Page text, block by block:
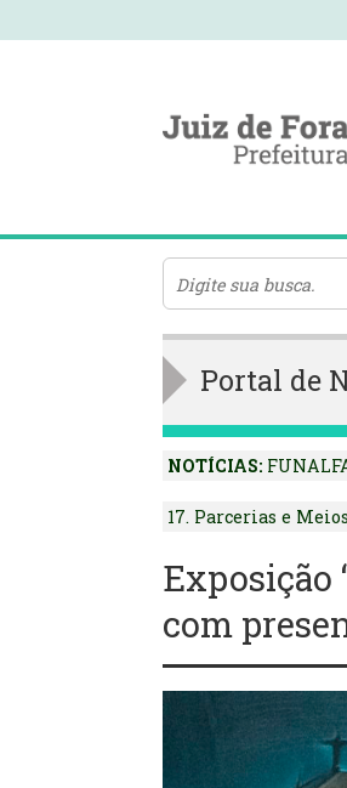
Portal de
NOTÍCIAS:
17. Parcerias e
Exposição
com